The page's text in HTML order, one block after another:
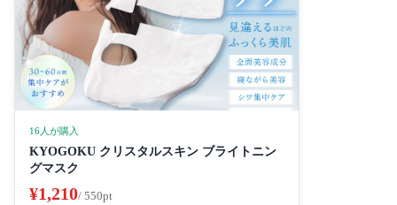
16人が購入
KYOGOKU クリスタルスキン ブライトニン
グマスク
¥1,210/ 550pt